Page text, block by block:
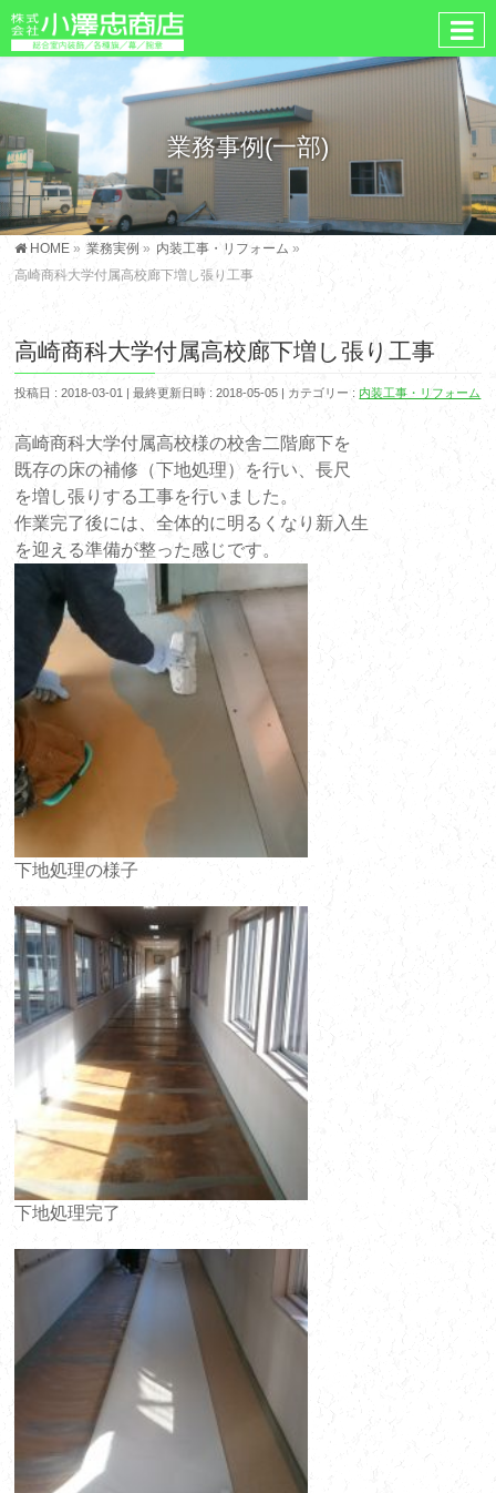
業務事例(一部)
HOME » 業務実例 » 内装工事・リフォーム »
高崎商科大学付属高校廊下増し張り工事
高崎商科大学付属高校廊下増し張り工事
投稿日 : 2018-03-01 最終更新日時 : 2018-05-05 カテゴリー : 内装工事・リフォーム
高崎商科大学付属高校様の校舎二階廊下を
既存の床の補修（下地処理）を行い、長尺
を増し張りする工事を行いました。
作業完了後には、全体的に明るくなり新入生
を迎える準備が整った感じです。
下地処理の様子
下地処理完了